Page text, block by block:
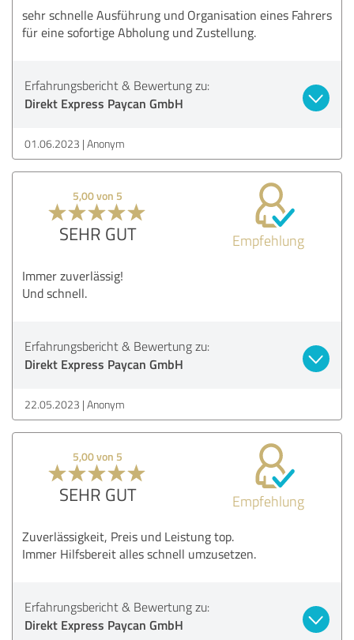
sehr schnelle Ausführung und Organisation eines Fahrers
für eine sofortige Abholung und Zustellung.
Erfahrungsbericht & Bewertung zu:
Direkt Express Paycan GmbH
01.06.2023 Anonym
5,00 von 5
SEHR GUT Empfehlung
Immer zuverlässig!
Und schnell.
Erfahrungsbericht & Bewertung zu:
Direkt Express Paycan GmbH
22.05.2023 Anonym
5,00 von 5
SEHR GUT Empfehlung
Zuverlässigkeit, Preis und Leistung top.
Immer Hilfsbereit alles schnell umzusetzen.
Erfahrungsbericht & Bewertung zu:
Direkt Express Paycan GmbH